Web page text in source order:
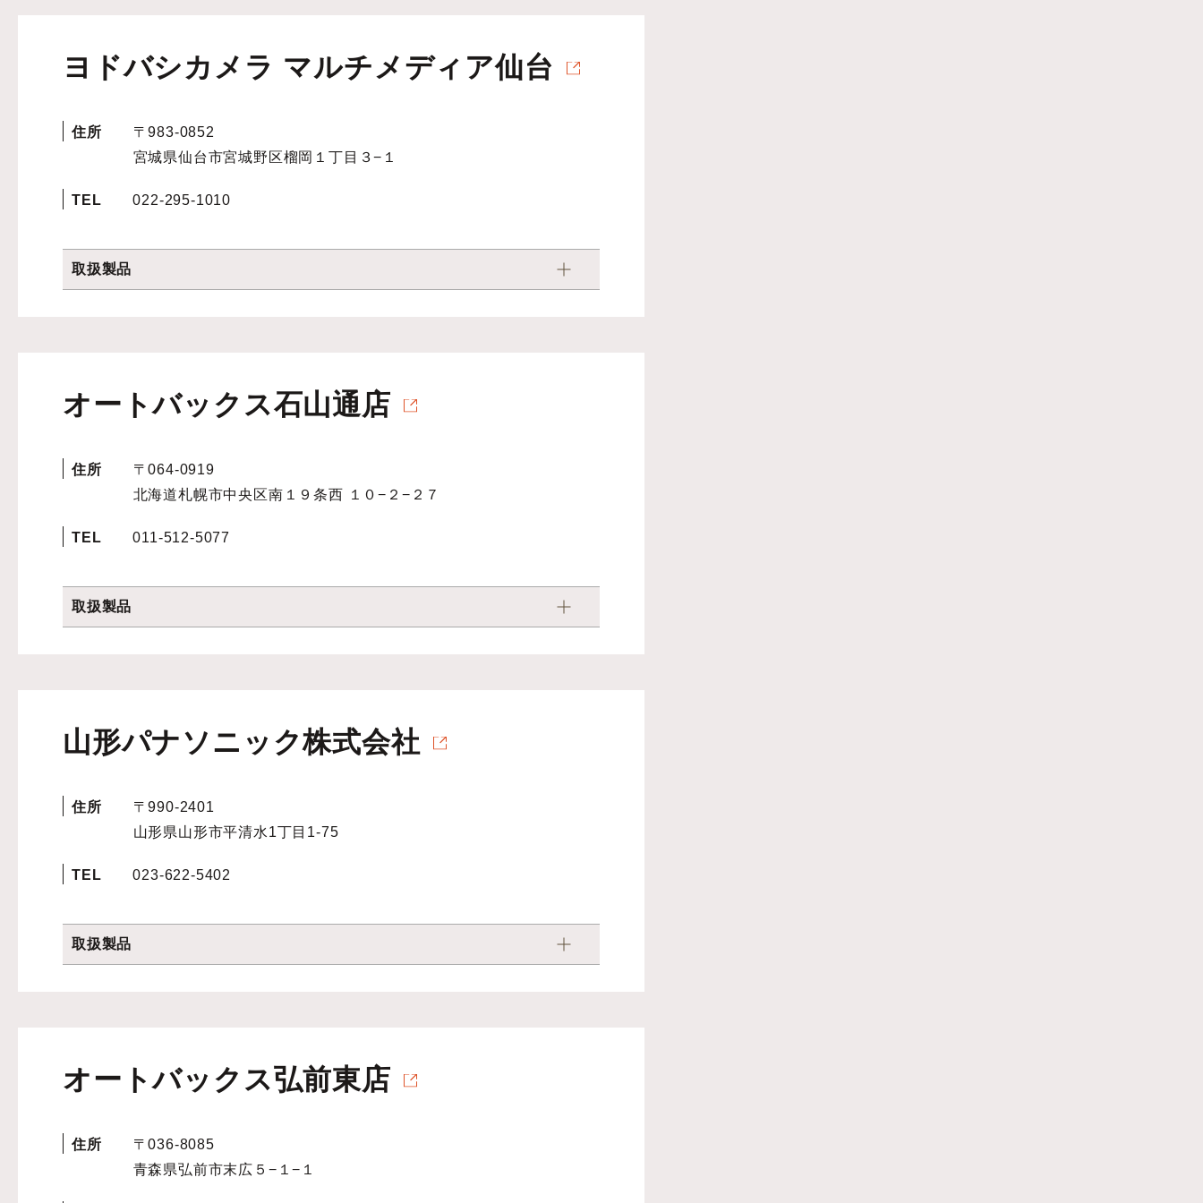
ヨドバシカメラ マルチメディア仙台
住所
〒983-0852
宮城県仙台市宮城野区榴岡１丁目３−１
TEL 022-295-1010
取扱製品
オートバックス石山通店
住所
〒064-0919
北海道札幌市中央区南１９条西 １０−２−２７
TEL 011-512-5077
取扱製品
山形パナソニック株式会社
住所
〒990-2401
山形県山形市平清水1丁目1-75
TEL 023-622-5402
取扱製品
オートバックス弘前東店
住所
〒036-8085
青森県弘前市末広５−１−１